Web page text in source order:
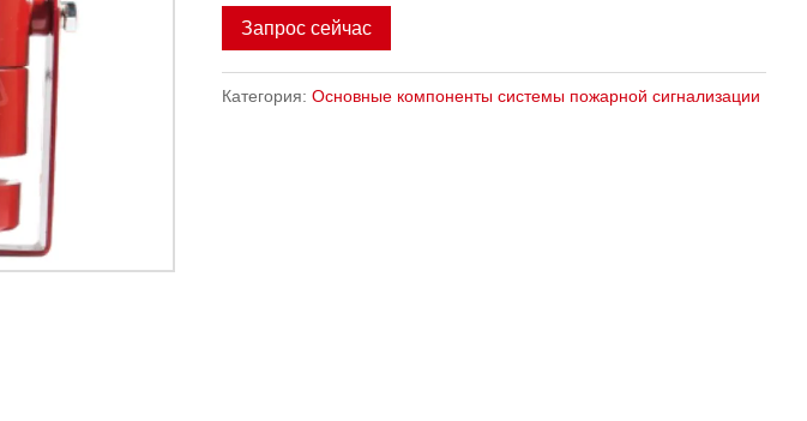
Запрос сейчас
Категория: Основные компоненты системы пожарной сигнализации